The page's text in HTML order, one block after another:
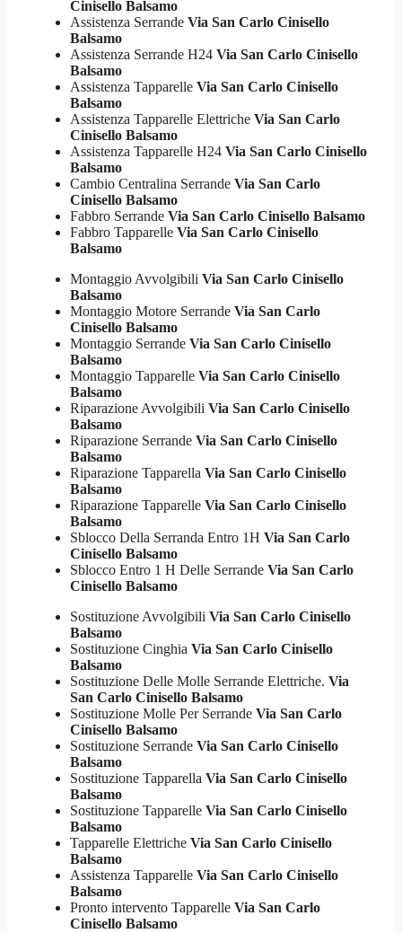
Cinisello Balsamo
Assistenza Serrande Via San Carlo Cinisello
Balsamo
Assistenza Serrande H24 Via San Carlo Cinisello
Balsamo
Assistenza Tapparelle Via San Carlo Cinisello
Balsamo
Assistenza Tapparelle Elettriche Via San Carlo
Cinisello Balsamo
Assistenza Tapparelle H24 Via San Carlo Cinisello
Balsamo
Cambio Centralina Serrande Via San Carlo
Cinisello Balsamo
Fabbro Serrande Via San Carlo Cinisello Balsamo
Fabbro Tapparelle Via San Carlo Cinisello
Balsamo
Montaggio Avvolgibili Via San Carlo Cinisello
Balsamo
Montaggio Motore Serrande Via San Carlo
Cinisello Balsamo
Montaggio Serrande Via San Carlo Cinisello
Balsamo
Montaggio Tapparelle Via San Carlo Cinisello
Balsamo
Riparazione Avvolgibili Via San Carlo Cinisello
Balsamo
Riparazione Serrande Via San Carlo Cinisello
Balsamo
Riparazione Tapparella Via San Carlo Cinisello
Balsamo
Riparazione Tapparelle Via San Carlo Cinisello
Balsamo
Sblocco Della Serranda Entro 1H Via San Carlo
Cinisello Balsamo
Sblocco Entro 1 H Delle Serrande Via San Carlo
Cinisello Balsamo
Sostituzione Avvolgibili Via San Carlo Cinisello
Balsamo
Sostituzione Cinghia Via San Carlo Cinisello
Balsamo
Sostituzione Delle Molle Serrande Elettriche. Via
San Carlo Cinisello Balsamo
Sostituzione Molle Per Serrande Via San Carlo
Cinisello Balsamo
Sostituzione Serrande Via San Carlo Cinisello
Balsamo
Sostituzione Tapparella Via San Carlo Cinisello
Balsamo
Sostituzione Tapparelle Via San Carlo Cinisello
Balsamo
Tapparelle Elettriche Via San Carlo Cinisello
Balsamo
Assistenza Tapparelle Via San Carlo Cinisello
Balsamo
Pronto intervento Tapparelle Via San Carlo
Cinisello Balsamo